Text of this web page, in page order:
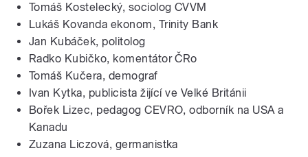
Tomáš Kostelecký, sociolog CVVM
Lukáš Kovanda ekonom, Trinity Bank
Jan Kubáček, politolog
Radko Kubičko, komentátor ČRo
Tomáš Kučera, demograf
Ivan Kytka, publicista žijící ve Velké Británii
Bořek Lizec, pedagog CEVRO, odborník na USA a
Kanadu
Zuzana Liczová, germanistka